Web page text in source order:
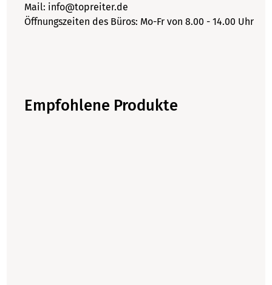
Mail: info@topreiter.de
Öffnungszeiten des Büros: Mo-Fr von 8.00 - 14.00 Uhr
Empfohlene Produkte